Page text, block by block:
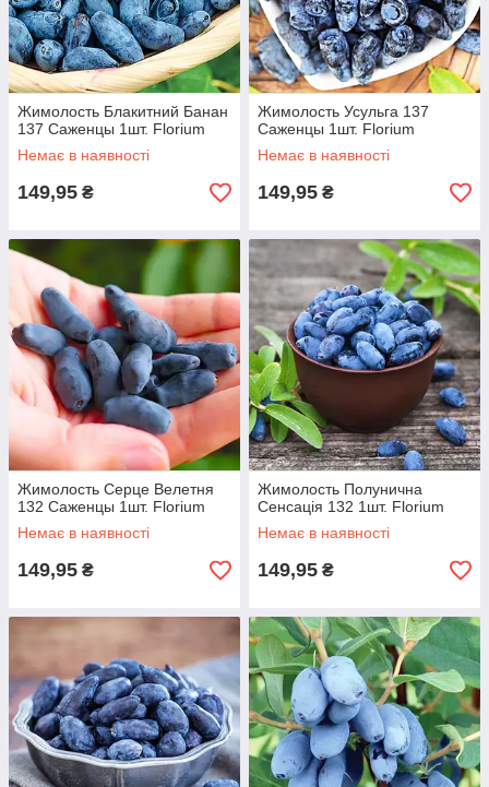
Жимолость Блакитний Банан
137 Саженцы 1шт. Florium
Немає в наявності
149,95 ₴
Жимолость Усульга 137
Саженцы 1шт. Florium
Немає в наявності
149,95 ₴
Жимолость Серце Велетня
132 Саженцы 1шт. Florium
Немає в наявності
149,95 ₴
Жимолость Полунична
Сенсація 132 1шт. Florium
Немає в наявності
149,95 ₴